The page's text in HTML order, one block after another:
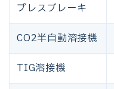
プレスブレーキ
CO2半自動溶接機
TIG溶接機